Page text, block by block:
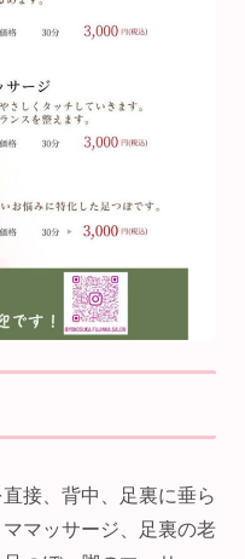
接、背中、足裏に垂ら
マッサージ、足裏の老